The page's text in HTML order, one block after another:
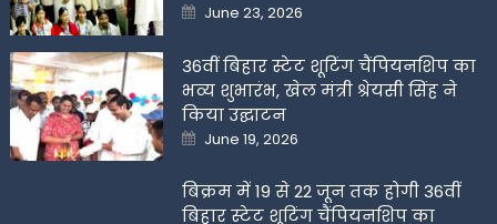
Posted
on
June 23, 2026
36वीं बिहार स्टेट शूटिंग चैंपियनशिप का
भव्य शुभारंभ, खेल मंत्री श्रेयसी सिंह ने
किया उद्घाटन
Posted
on
June 19, 2026
बिक्रम में 19 से 22 जून तक होगी 36वीं
बिहार स्टेट शूटिंग चैंपियनशिप का